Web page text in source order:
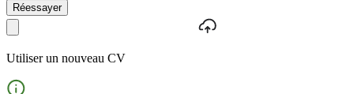
Réessayer
Utiliser un nouveau CV